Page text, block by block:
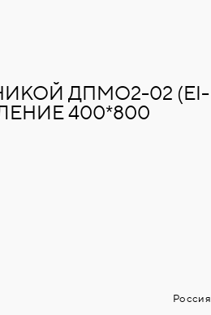
ДПМО2-02 (EI-
400*800
Россия